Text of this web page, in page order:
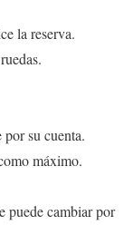
la reserva.
su cuenta.
máximo.
puede cambiar por